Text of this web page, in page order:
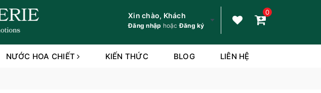
Xin chào, Khách
Đăng nhập hoặcĐăng ký
0
NƯỚC HOA CHIẾT KIẾN THỨC BLOG LIÊN HỆ